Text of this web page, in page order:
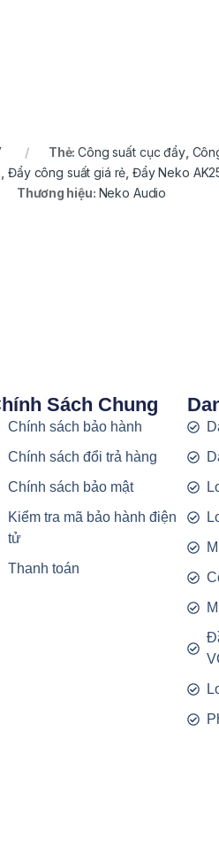
Thẻ:Công suất cục đẩy,
,Đẩy công suất giá rẻ Đẩy Neko
Thương hiệu: Neko Audio
Sách Chung
Chính sách bảo hành
Chính sách đổi trả hàng
Chính sách bảo mật
Kiểm tra mã bảo hành điện
tử
Thanh toán